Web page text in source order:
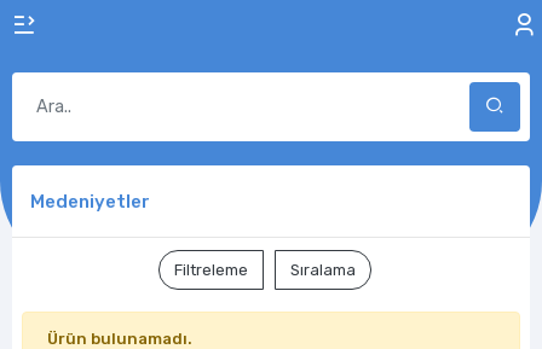
Medeniyetler
Filtreleme Sıralama
Ürün bulunamadı.